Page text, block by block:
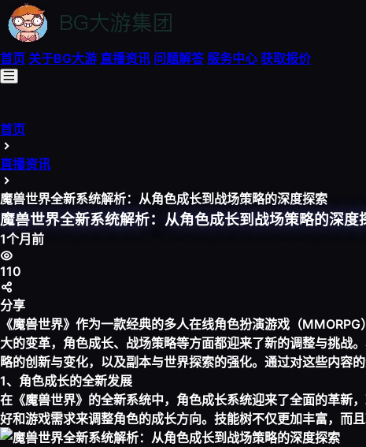
首页 关于BG大游 直播资讯 问题解答 服务中心 获取报价
首页
直播资讯
魔兽世界全新系统解析：从角色成长到战场策略的深度探索
魔兽世界全新系统解析：从角色成长到战场策略的深度
1个月前
110
分享
《魔兽世界》作为一款经典的多人在线角色扮演游戏（
大的变革，角色成长、战场策略等方面都迎来了新的调整与挑战
略的创新与变化，以及副本与世界探索的强化。通过对这些内容
1、角色成长的全新发展
在《魔兽世界》的全新系统中，角色成长系统迎来了全面的革新
好和游戏需求来调整角色的成长方向。技能树不仅更加丰富，而